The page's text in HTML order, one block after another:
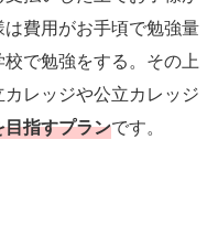
費用がお手頃で勉強量
で勉強をする。その上
レッジや公立カレッジ
指すプランです。